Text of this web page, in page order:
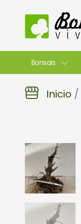
contenido
Bonsais
Inicio /